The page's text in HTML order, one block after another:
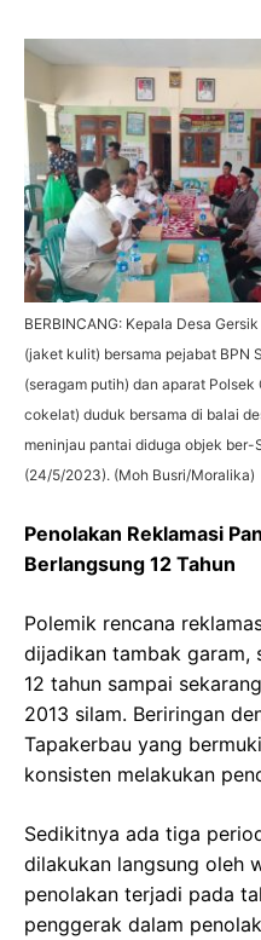
BERBINCANG: Kepala Desa
(jaket kulit) bersama pejabat BPN
(seragam putih) dan aparat Polsek
cokelat) duduk bersama di balai
meninjau pantai diduga objek ber-
(24/5/2023). (Moh Busri/Moralika)
Penolakan Reklamasi
Berlangsung 12 Tahun
Polemik rencana
dijadikan tambak garam,
12 tahun sampai
2013 silam. Beriringan
Tapakerbau yang
konsisten melakukan
Sedikitnya ada tiga
dilakukan langsung oleh
penolakan terjadi pada
penggerak dalam